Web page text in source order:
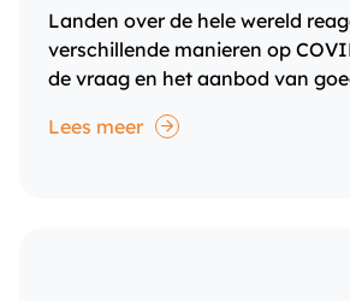
Landen over de hele wereld
verschillende manieren op
de vraag en het aanbod van
Lees meer